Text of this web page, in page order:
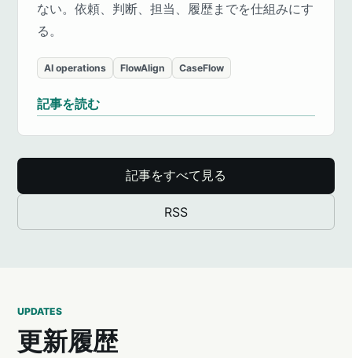
ない。依頼、判断、担当、履歴までを仕組みにす
る。
AI operations FlowAlign CaseFlow
記事を読む
記事をすべて見る
RSS
UPDATES
更新履歴